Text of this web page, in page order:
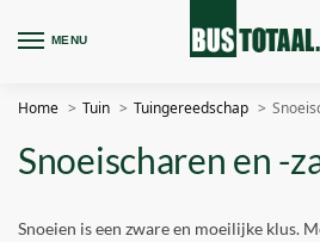
MENU
Home Tuin Tuingereedschap
Snoeischaren en -
Snoeien is een zware en moeilijke klus.